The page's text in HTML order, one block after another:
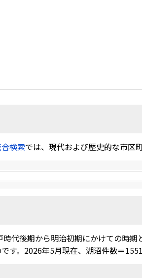
検索では、現代および歴史的な市区
時代後期から明治初期にかけての時
す。2026年5月現在、湖沼件数＝